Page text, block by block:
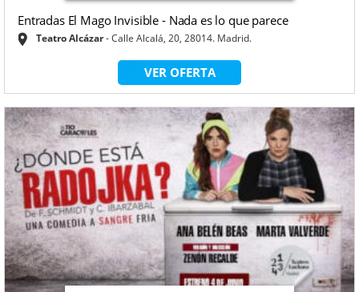
Entradas El Mago Invisible - Nada es lo que parece
Teatro Alcázar Calle Alcalá, 20, 28014. Madrid.
VER OFERTA